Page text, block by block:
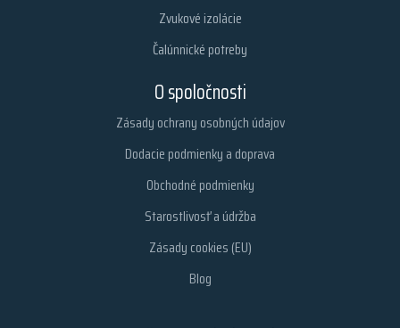
Zvukové izolácie
Čalúnnické potreby
O spoločnosti
Zásady ochrany osobných údajov
Dodacie podmienky a doprava
Obchodné podmienky
Starostlivosť a údržba
Zásady cookies (EU)
Blog